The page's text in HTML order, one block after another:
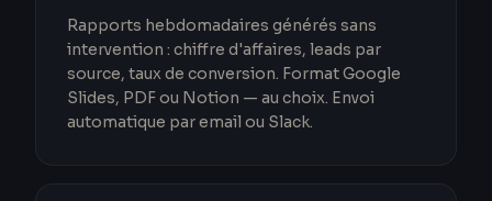
Rapports hebdomadaires générés sans
intervention : chiffre d'affaires, leads par
source, taux de conversion. Format Google
Slides, PDF ou Notion — au choix. Envoi
automatique par email ou Slack.